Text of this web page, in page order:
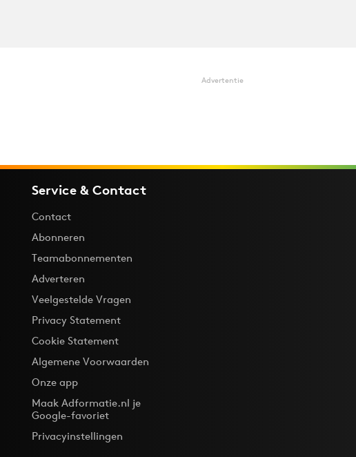
Advertentie
Service & Contact
Contact
Abonneren
Teamabonnementen
Adverteren
Veelgestelde Vragen
Privacy Statement
Cookie Statement
Algemene Voorwaarden
Onze app
Maak Adformatie.nl je
Google-favoriet
Privacyinstellingen